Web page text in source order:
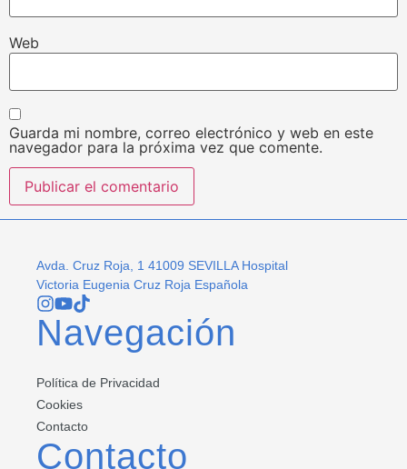
Web
Guarda mi nombre, correo electrónico y web en este
navegador para la próxima vez que comente.
Avda. Cruz Roja, 1 41009 SEVILLA Hospital
Victoria Eugenia Cruz Roja Española
Navegación
Política de Privacidad
Cookies
Contacto
Contacto